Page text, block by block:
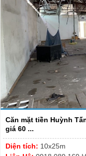
Căn mặt tiền Huỳnh
giá 60 ...
Diện tích: 10x25m